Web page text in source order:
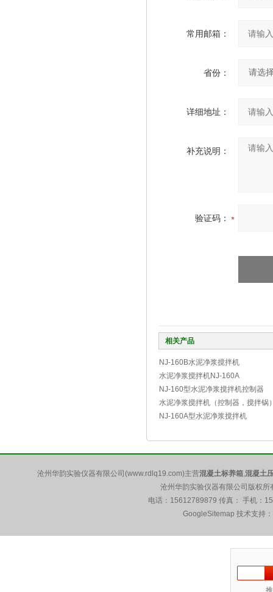
常用邮箱：
省份：
详细地址：
补充说明：
验证码：
相关产品
NJ-160B水泥净浆搅拌机
水泥净浆搅拌机NJ-160A
NJ-160型水泥净浆搅拌机控制器
水泥净浆搅拌机（控制器，搅拌锅
NJ-160A型水泥净浆搅拌机
沧州华韵实验仪器有限公司(www.rdlq19.com)主营混凝土标养箱,混凝土
沧州华韵实验仪器有限公司版权
电话：15612789879 传真： 手机：
GoogleSitemap 技术支持